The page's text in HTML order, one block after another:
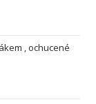
, ochucené